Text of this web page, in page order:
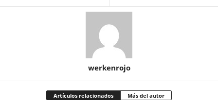
werkenrojo
Artículos relacionados Más del autor